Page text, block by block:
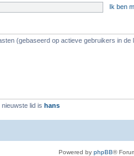
Ik ben
(gebaseerd op actieve gebruikers in de
nieuwste lid is hans
Powered by phpBB®